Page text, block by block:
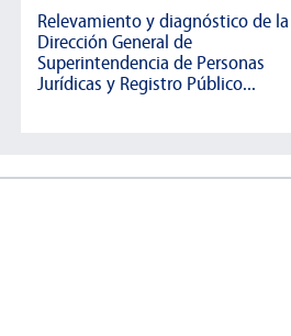
Relevamiento y diagnóstico de la
Dirección General de
Superintendencia de Personas
Jurídicas y Registro Público...